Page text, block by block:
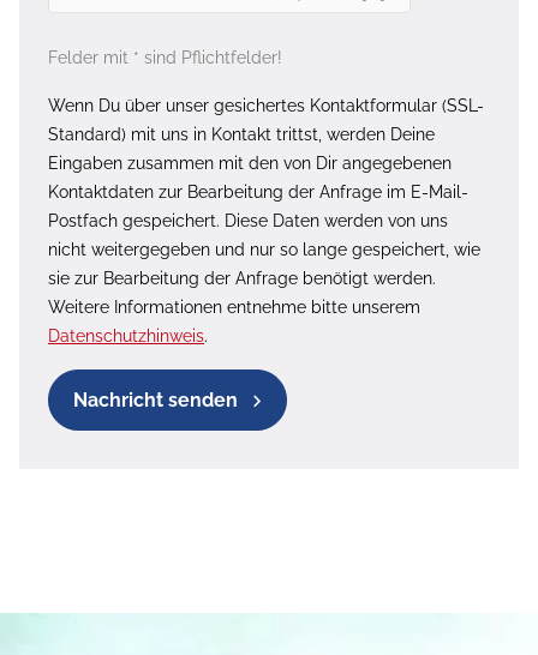
Felder mit * sind Pflichtfelder!
Wenn Du über unser gesichertes Kontaktformular (SSL-
Standard) mit uns in Kontakt trittst, werden Deine
Eingaben zusammen mit den von Dir angegebenen
Kontaktdaten zur Bearbeitung der Anfrage im E-Mail-
Postfach gespeichert. Diese Daten werden von uns
nicht weitergegeben und nur so lange gespeichert, wie
sie zur Bearbeitung der Anfrage benötigt werden.
Weitere Informationen entnehme bitte unserem
Datenschutzhinweis.
Nachricht senden